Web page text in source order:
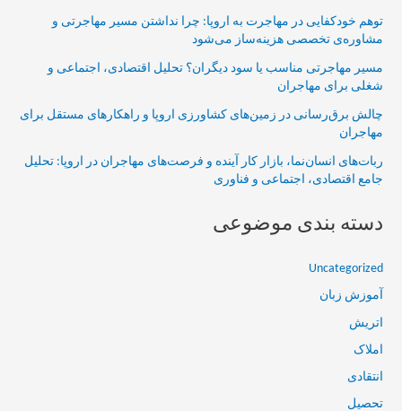
توهم خودکفایی در مهاجرت به اروپا: چرا نداشتن مسیر مهاجرتی و
مشاوره‌ی تخصصی هزینه‌ساز می‌شود
مسیر مهاجرتی مناسب یا سود دیگران؟ تحلیل اقتصادی، اجتماعی و
شغلی برای مهاجران
چالش برق‌رسانی در زمین‌های کشاورزی اروپا و راهکارهای مستقل برای
مهاجران
ربات‌های انسان‌نما، بازار کار آینده و فرصت‌های مهاجران در اروپا: تحلیل
جامع اقتصادی، اجتماعی و فناوری
دسته بندی موضوعی
Uncategorized
آموزش زبان
اتریش
املاک
انتقادی
تحصیل